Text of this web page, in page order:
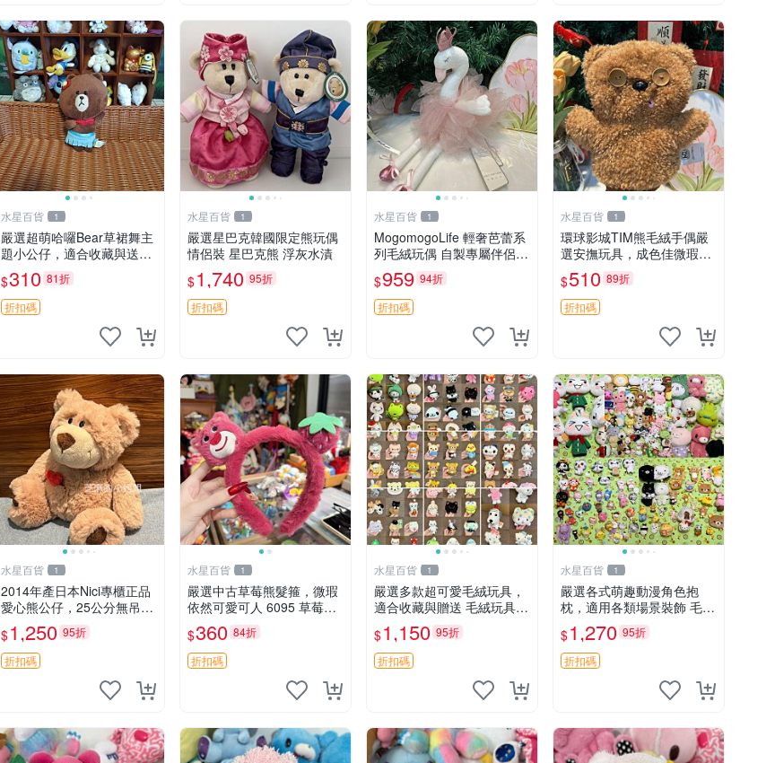
水星百貨 1
嚴選超萌哈囉Bear草裙舞主
題小公仔，適合收藏與送禮
100 克 哈囉Bear 草裙舞
$310 81折
折扣碼
水星百貨 1
嚴選星巴克韓國限定熊玩偶
情侶裝 星巴克熊 浮灰水漬
$1,740 95折
折扣碼
水星百貨 1
MogomogoLife 輕奢芭蕾系
列毛絨玩偶 自製專屬伴侶
帶標牌全新成色 芭蕾系列
毛絨玩偶 安撫玩具 新款上
架
$959 94折
折扣碼
水星百貨 1
環球影城TIM熊毛絨手偶嚴
選安撫玩具，成色佳微瑕
疵，贈小禮物超值優惠 TIM
熊 毛絨手偶 安撫 toy 嚴選
$510 89折
折扣碼
水星百貨 1
2014年產日本Nici專櫃正品
愛心熊公仔，25公分無吊牌
全新 愛心熊 公仔 熊抱玩偶
$1,250 95折
折扣碼
水星百貨 1
嚴選中古草莓熊髮箍，微瑕
依然可愛可人 6095 草莓熊
頭飾 中古髮圈 熊寶 寶寶 娃
娃熊髮箍 中古收藏 玩具髮
夾
$360 84折
折扣碼
水星百貨 1
嚴選多款超可愛毛絨玩具，
適合收藏與贈送 毛絨玩具、
抱枕、公仔
$1,150 95折
折扣碼
水星百貨 1
嚴選各式萌趣動漫角色抱
枕，適用各類場景裝飾 毛絨
玩具、卡通抱枕、趣味玩偶
$1,270 95折
折扣碼